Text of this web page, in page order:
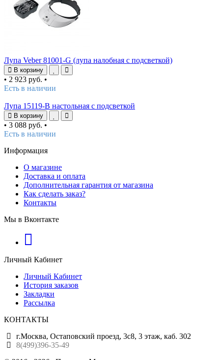
Лупа Veber 81001-G (лупа налобная с подсветкой)
В корзину
• 2 923 руб. •
Есть в наличии
Лупа 15119-B настольная с подсветкой
В корзину
• 3 088 руб. •
Есть в наличии
Информация
О магазине
Доставка и оплата
Дополнительная гарантия от магазина
Как сделать заказ?
Контакты
Мы в Вконтакте
Личный Кабинет
Личный Кабинет
История заказов
Закладки
Рассылка
КОНТАКТЫ
г.Москва, Остаповский проезд, 3с8, 3 этаж, каб. 302
8(499)396-35-49